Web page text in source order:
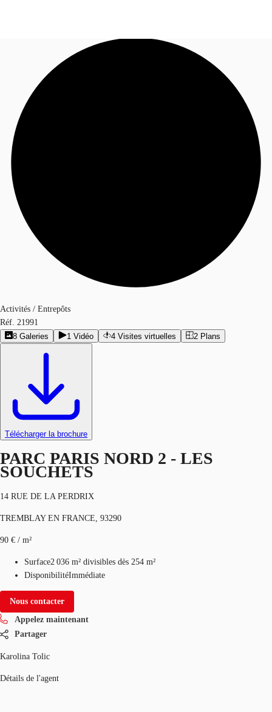
Blog
Données marchés
Appelez maintenant
Activités / Entrepôts
Réf. 21991
8 Galeries 1 Vidéo 4 Visites virtuelles 2 Plans
Télécharger la brochure
PARC PARIS NORD 2 - LES
SOUCHETS
14 RUE DE LA PERDRIX
TREMBLAY EN FRANCE, 93290
90 € / m²
Surface2 036 m² divisibles dès 254 m²
DisponibilitéImmédiate
Nous contacter
Appelez maintenant
Partager
Karolina Tolic
Détails de l'agent